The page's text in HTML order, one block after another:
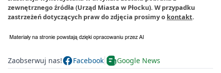
zewnętrznego źródła (Urząd Miasta w Płocku). W przypadku
zastrzeżeń dotyczących praw do zdjęcia prosimy o kontakt.
Zaobserwuj nas! Facebook Google News